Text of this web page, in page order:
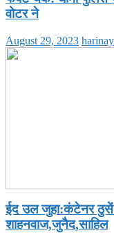
वोटर ने
August 29, 2023
ईद उल जुहा:कंटेनर
शाहनवाज,जुनैद,साहिल